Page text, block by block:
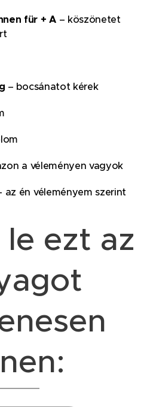
für + A– köszönetet
– bocsánatot kérek
a véleményen vagyok
az én véleményem szerint
ezt az